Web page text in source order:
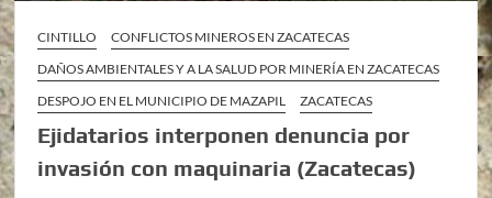
CINTILLO
CONFLICTOS MINEROS EN ZACATECAS
DAÑOS AMBIENTALES Y A LA SALUD POR MINERÍA EN ZACATECAS
DESPOJO EN EL MUNICIPIO DE MAZAPIL
ZACATECAS
Ejidatarios interponen denuncia por
invasión con maquinaria (Zacatecas)